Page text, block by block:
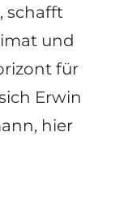
schafft
und
für
Erwin
hier